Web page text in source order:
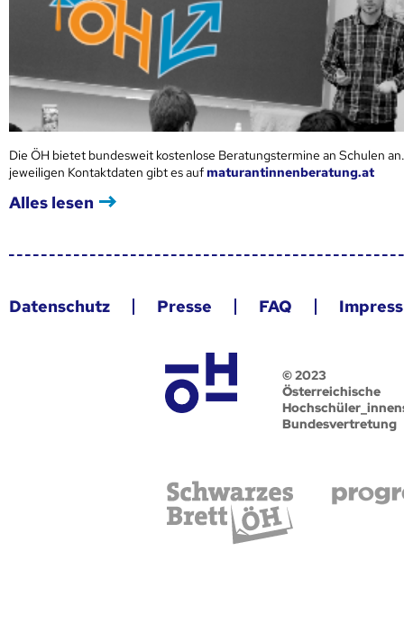
Die ÖH bietet bundesweit kostenlose Beratungstermine an Schulen
jeweiligen Kontaktdaten gibt es aufmaturantinnenberatung.at
Alles lesen
Datenschutz Presse FAQ
© 2023
Österreichische
Bundesvertretung